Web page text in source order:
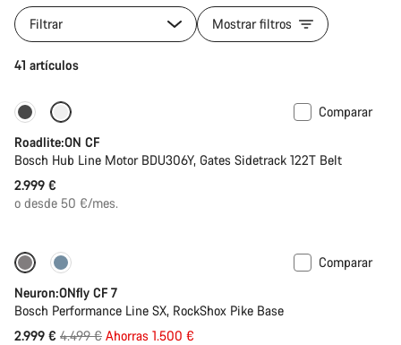
Filtrar Mostrar filtros
41 artículos
Carbono ligero
Comparar
Roadlite:ON CF
Bosch Hub Line Motor BDU306Y, Gates Sidetrack 122T Belt
2.999 €
o desde 50 €/mes.
Solo disponible en talla L | XL
Comparar
Neuron:ONfly CF 7
Bosch Performance Line SX, RockShox Pike Base
2.999 € Precio
4.499 € Ahorras 1.500 €